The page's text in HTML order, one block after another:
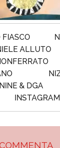
ALLUTO
& DGA
INSTAGRAM